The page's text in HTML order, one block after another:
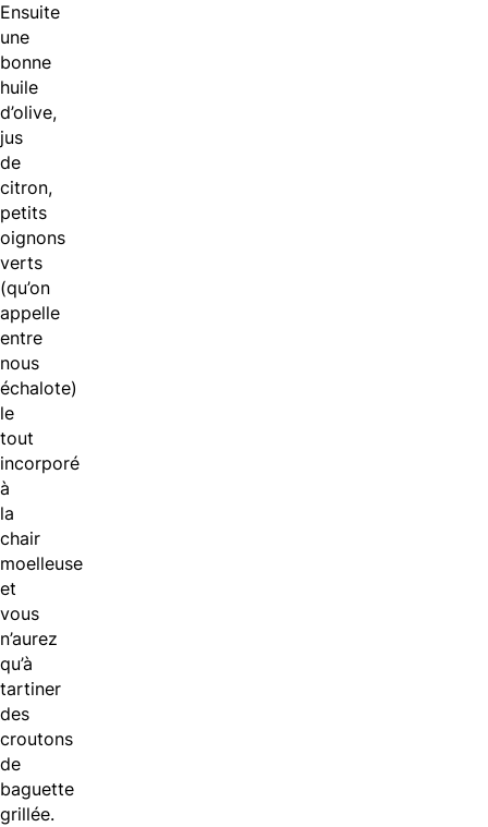
Ensuite
une
bonne
huile
d’olive,
jus
de
citron,
petits
oignons
verts
(qu’on
appelle
entre
nous
échalote)
le
tout
incorporé
à
la
chair
moelleuse
et
vous
n’aurez
qu’à
tartiner
des
croutons
de
baguette
grillée.